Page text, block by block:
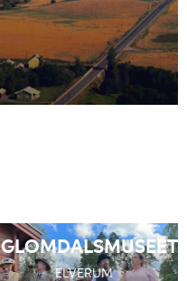
GLOMDALSMUSEET
ELVERUM